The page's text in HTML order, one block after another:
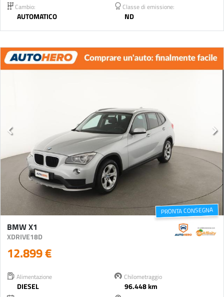
Cambio:
AUTOMATICO
Classe di emissione:
ND
PRONTA CONSEGNA
BMW X1
XDRIVE18D
12.899 €
Alimentazione
DIESEL
Chilometraggio
96.448 km